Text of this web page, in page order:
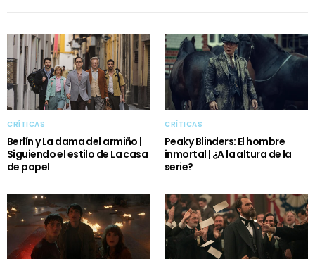
CRÍTICAS
Berlín y La dama del armiño |
Siguiendo el estilo de La casa
de papel
CRÍTICAS
Peaky Blinders: El hombre
inmortal | ¿A la altura de la
serie?